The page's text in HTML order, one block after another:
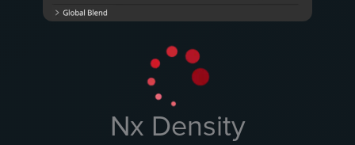
Nx Density